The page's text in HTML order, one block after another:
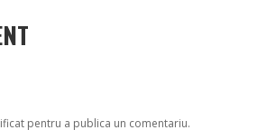
pentru a publica un comentariu.